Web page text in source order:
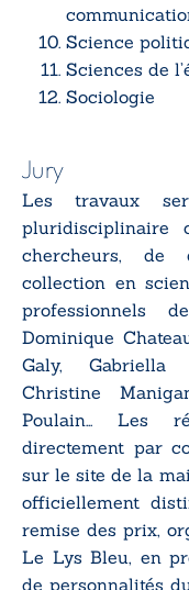
Science
Sciences de
Sociologie
Jury
Les travaux
pluridisciplinaire
chercheurs, de
collection en
professionnels
Dominique
Galy, Gabriella
Christine
Poulain... Les
directement par
sur le site de la
officiellement
remise des prix,
Le Lys Bleu, en
de personnalités